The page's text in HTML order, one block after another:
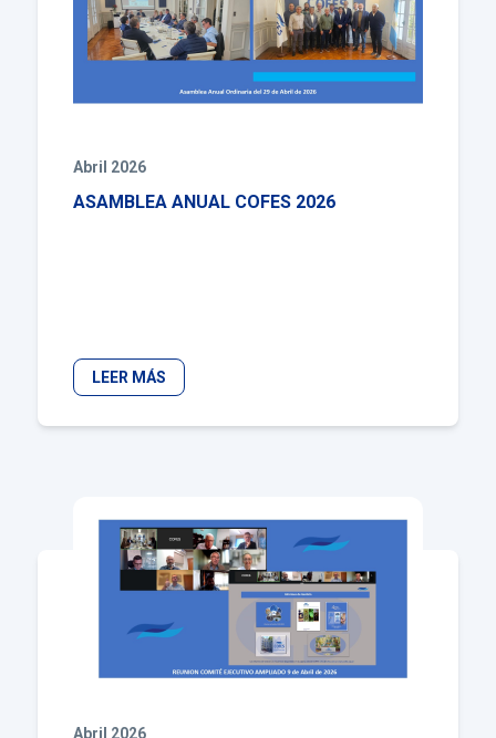
Abril 2026
ASAMBLEA ANUAL COFES 2026
LEER MÁS
Abril 2026